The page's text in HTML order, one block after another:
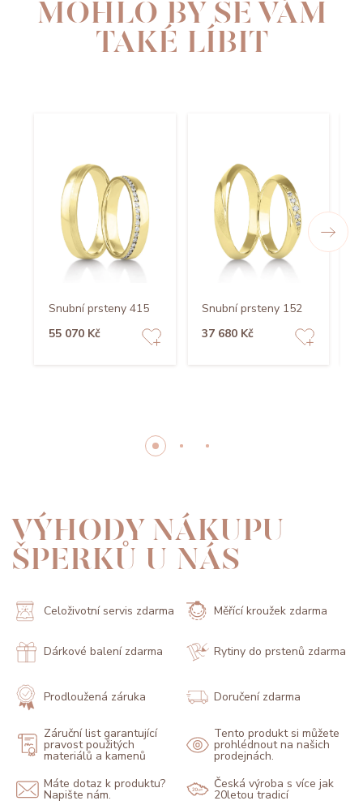
MOHLO BY SE VÁM
TAKÉ LÍBIT
Snubní prsteny 415
55 070 Kč
Snubní prsteny 152
37 680 Kč
VÝHODY NÁKUPU
ŠPERKŮ U NÁS
Celoživotní servis zdarma Měřící kroužek zdarma
Dárkové balení zdarma Rytiny do prstenů zdarma
Prodloužená záruka Doručení zdarma
Záruční list garantující
pravost použitých
materiálů a kamenů
Tento produkt si můžete
prohlédnout na našich
prodejnách.
Máte dotaz k produktu?
Napište nám.
Česká výroba s více jak
20letou tradicí